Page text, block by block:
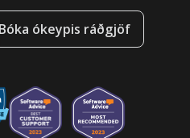
Bóka ókeypis ráðgjöf